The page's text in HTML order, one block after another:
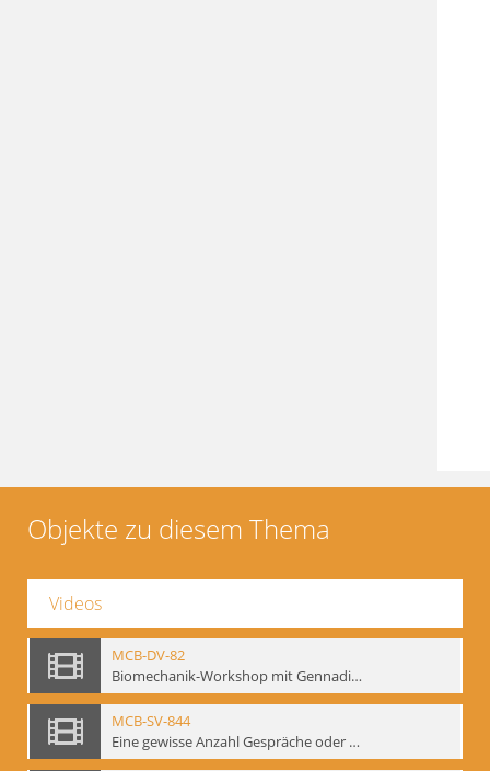
Objekte zu diesem Thema
Videos
MCB-DV-82
Biomechanik-Workshop mit Gennadij Bogdanow, Berlin, 1997
MCB-SV-844
Eine gewisse Anzahl Gespräche oder das völlig unbearbeitete Stundenbuch, Berlin 1995.